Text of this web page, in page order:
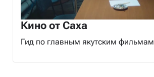
Кино от Саха
Гид по главным якутским фильмам